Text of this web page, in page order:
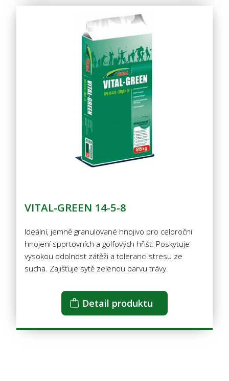
VITAL-GREEN 14-5-8
Ideální, jemně granulované hnojivo pro celoroční
hnojení sportovních a golfových hřišť. Poskytuje
vysokou odolnost zátěži a toleranci stresu ze
sucha. Zajišťuje sytě zelenou barvu trávy.
Detail produktu